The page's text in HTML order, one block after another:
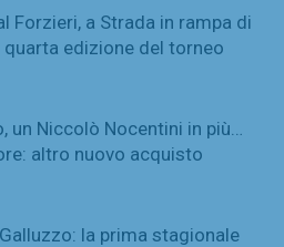
Forzieri, a Strada in rampa di
quarta edizione del torneo
un Niccolò Nocentini in più…
altro nuovo acquisto
la prima stagionale